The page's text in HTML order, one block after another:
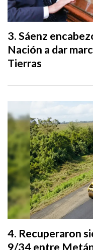
Sáenz
Nación a dar
Tierras
Recuperaron
9/34 entre